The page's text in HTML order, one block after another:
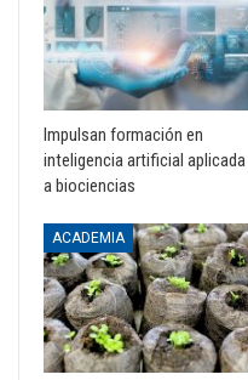
Impulsan formación en
inteligencia artificial aplicada
a biociencias
ACADEMIA